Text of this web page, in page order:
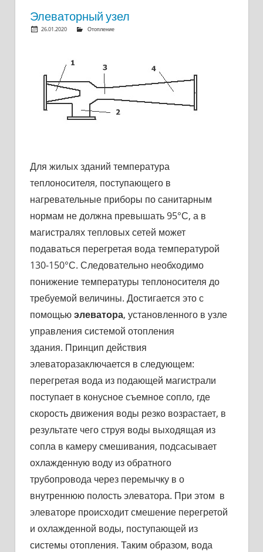
Элеваторный узел
26.01.2020 OlegKuka
Отопление
Для жилых зданий температура
теплоносителя, поступающего в
нагревательные приборы по санитарным
нормам не должна превышать 95°С, а в
магистралях тепловых сетей может
подаваться перегретая вода температурой
130-150°С. Следовательно необходимо
понижение температуры теплоносителя до
требуемой величины. Достигается это с
помощьюэлеватора, установленного в узле
управления системой отопления
здания. Принцип действия
элеваторазаключается в следующем:
перегретая вода из подающей магистрали
поступает в конусное съемное сопло, где
скорость движения воды резко возрастает, в
результате чего струя воды выходящая из
сопла в камеру смешивания, подсасывает
охлажденную воду из обратного
трубопровода через перемычку в о
внутреннюю полость элеватора. При этом в
элеваторе происходит смешение перегретой
и охлажденной воды, поступающей из
системы отопления. Таким образом, вода